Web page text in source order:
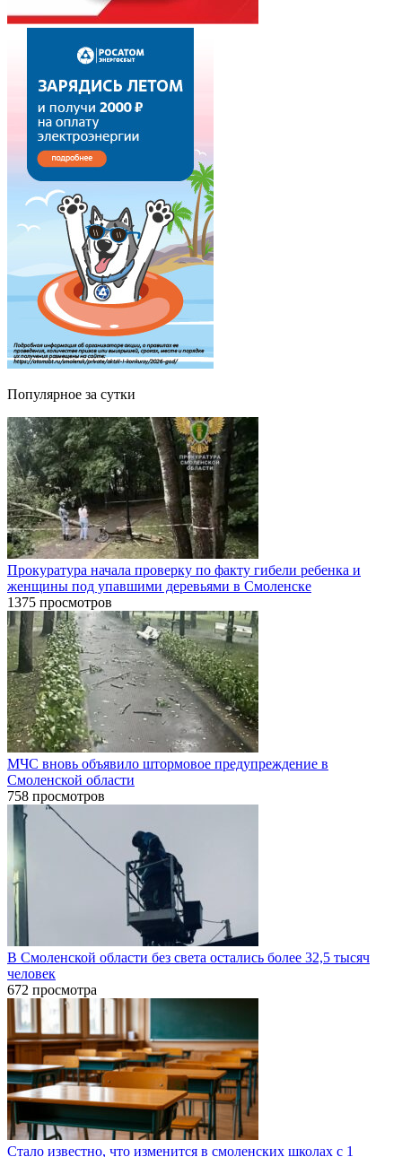
Популярное за сутки
Прокуратура начала проверку по факту гибели ребенка и
женщины под упавшими деревьями в Смоленске
1375 просмотров
МЧС вновь объявило штормовое предупреждение в
Смоленской области
758 просмотров
В Смоленской области без света остались более 32,5 тысяч
человек
672 просмотра
Стало известно, что изменится в смоленских школах с 1